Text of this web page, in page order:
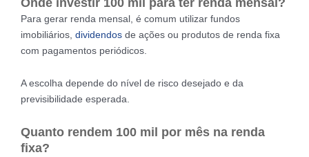
Para gerar renda mensal, é comum utilizar fundos
imobiliários, dividendos de ações ou produtos de renda fixa
com pagamentos periódicos.
A escolha depende do nível de risco desejado e da
previsibilidade esperada.
Quanto rendem 100 mil por mês na renda
fixa?